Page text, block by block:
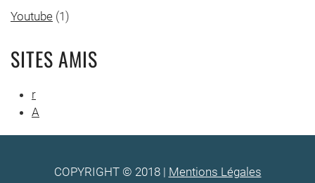
Youtube (1)
SITES AMIS
r
A
COPYRIGHT © 2018 | Mentions Légales